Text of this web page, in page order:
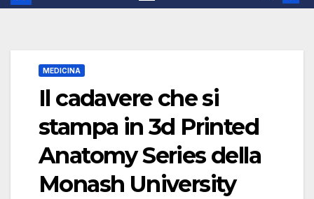
MEDICINA
Il cadavere che si
stampa in 3d Printed
Anatomy Series della
Monash University